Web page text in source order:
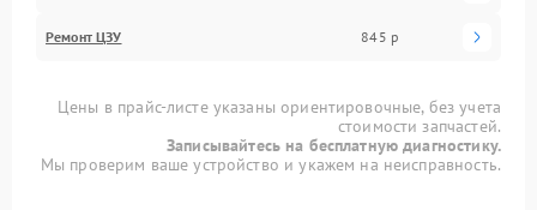
Ремонт ЦЗУ 845 р
Цены в прайс-листе указаны ориентировочные, без учета
стоимости запчастей.
Записывайтесь на бесплатную диагностику.
Мы проверим ваше устройство и укажем на неисправность.